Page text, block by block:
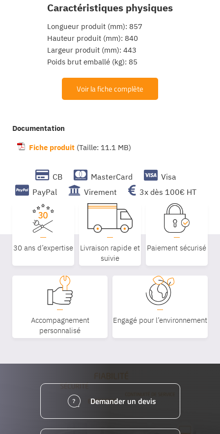
Caractéristiques physiques
Longueur produit (mm): 857
Hauteur produit (mm): 840
Largeur produit (mm): 443
Poids brut emballé (kg): 85
Voir la fiche complète
Documentation
Fiche produit (Taille: 11.1 MB)
CB MasterCard
Visa
PayPal
Virement 3x dès 100€ HT
30 ans d’expertise
Livraison rapide et
suivie
Paiement sécurisé
Accompagnement
personnalisé
Engagé pour l’environnement
Demander un devis